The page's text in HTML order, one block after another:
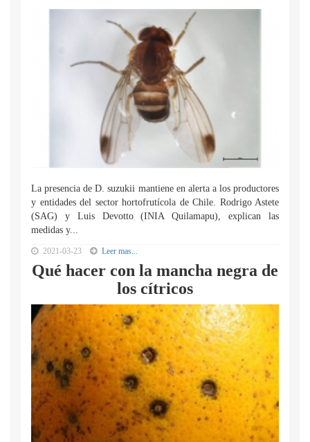
La presencia de D. suzukii mantiene en alerta a los productores
y entidades del sector hortofrutícola de Chile. Rodrigo Astete
(SAG) y Luis Devotto (INIA Quilamapu), explican las
medidas y...
2021-03-23 Leer mas...
Qué hacer con la mancha negra de
los cítricos